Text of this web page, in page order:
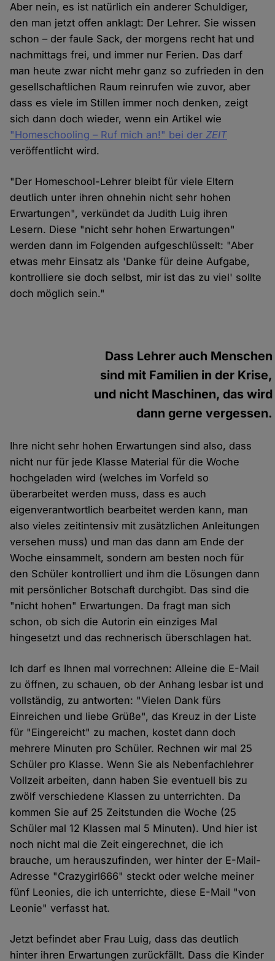
Aber nein, es ist natürlich ein anderer Schuldiger,
den man jetzt offen anklagt: Der Lehrer. Sie wissen
schon – der faule Sack, der morgens recht hat und
nachmittags frei, und immer nur Ferien. Das darf
man heute zwar nicht mehr ganz so zufrieden in den
gesellschaftlichen Raum reinrufen wie zuvor, aber
dass es viele im Stillen immer noch denken, zeigt
sich dann doch wieder, wenn ein Artikel wie
"Homeschooling – Ruf mich an!" bei derZEIT
veröffentlicht wird.
"Der Homeschool-Lehrer bleibt für viele Eltern
deutlich unter ihren ohnehin nicht sehr hohen
Erwartungen", verkündet da Judith Luig ihren
Lesern. Diese "nicht sehr hohen Erwartungen"
werden dann im Folgenden aufgeschlüsselt: "Aber
etwas mehr Einsatz als 'Danke für deine Aufgabe,
kontrolliere sie doch selbst, mir ist das zu viel' sollte
doch möglich sein."
Dass Lehrer auch Menschen
sind mit Familien in der Krise,
und nicht Maschinen, das wird
dann gerne vergessen.
Ihre nicht sehr hohen Erwartungen sind also, dass
nicht nur für jede Klasse Material für die Woche
hochgeladen wird (welches im Vorfeld so
überarbeitet werden muss, dass es auch
eigenverantwortlich bearbeitet werden kann, man
also vieles zeitintensiv mit zusätzlichen Anleitungen
versehen muss) und man das dann am Ende der
Woche einsammelt, sondern am besten noch für
den Schüler kontrolliert und ihm die Lösungen dann
mit persönlicher Botschaft durchgibt. Das sind die
"nicht hohen" Erwartungen. Da fragt man sich
schon, ob sich die Autorin ein einziges Mal
hingesetzt und das rechnerisch überschlagen hat.
Ich darf es Ihnen mal vorrechnen: Alleine die E-Mail
zu öffnen, zu schauen, ob der Anhang lesbar ist und
vollständig, zu antworten: "Vielen Dank fürs
Einreichen und liebe Grüße", das Kreuz in der Liste
für "Eingereicht" zu machen, kostet dann doch
mehrere Minuten pro Schüler. Rechnen wir mal 25
Schüler pro Klasse. Wenn Sie als Nebenfachlehrer
Vollzeit arbeiten, dann haben Sie eventuell bis zu
zwölf verschiedene Klassen zu unterrichten. Da
kommen Sie auf 25 Zeitstunden die Woche (25
Schüler mal 12 Klassen mal 5 Minuten). Und hier ist
noch nicht mal die Zeit eingerechnet, die ich
brauche, um herauszufinden, wer hinter der E-Mail-
Adresse "Crazygirl666" steckt oder welche meiner
fünf Leonies, die ich unterrichte, diese E-Mail "von
Leonie" verfasst hat.
Jetzt befindet aber Frau Luig, dass das deutlich
hinter ihren Erwartungen zurückfällt. Dass die Kinder